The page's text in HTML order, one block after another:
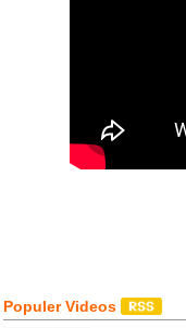
Populer Videos